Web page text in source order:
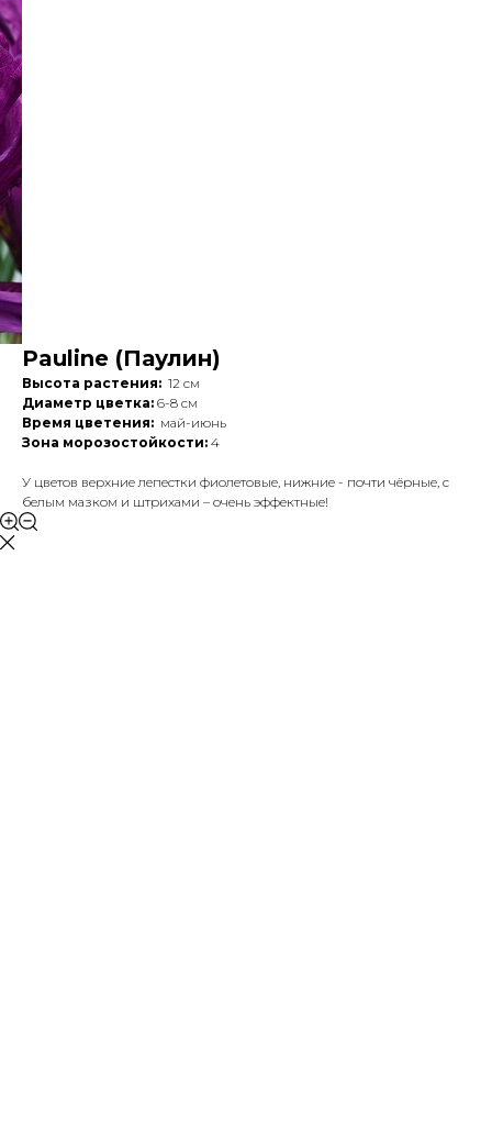
Pauline (Паулин)
Высота растения: 12 см
Диаметр цветка: 6-8 см
Время цветения: май-июнь
Зона морозостойкости: 4
У цветов верхние лепестки фиолетовые, нижние - почти чёрные, с
белым мазком и штрихами – очень эффектные!